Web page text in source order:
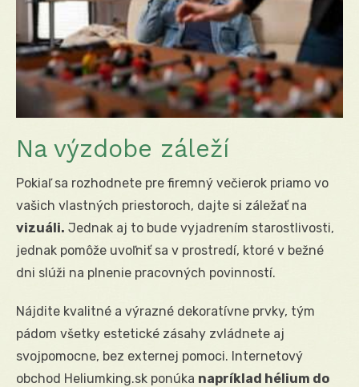
Na výzdobe záleží
Pokiaľ sa rozhodnete pre firemný večierok priamo vo
vašich vlastných priestoroch, dajte si záležať na
vizuáli. Jednak aj to bude vyjadrením starostlivosti,
jednak pomôže uvoľniť sa v prostredí, ktoré v bežné
dni slúži na plnenie pracovných povinností.
Nájdite kvalitné a výrazné dekoratívne prvky, tým
pádom všetky estetické zásahy zvládnete aj
svojpomocne, bez externej pomoci. Internetový
obchod Heliumking.sk ponúka napríklad hélium do